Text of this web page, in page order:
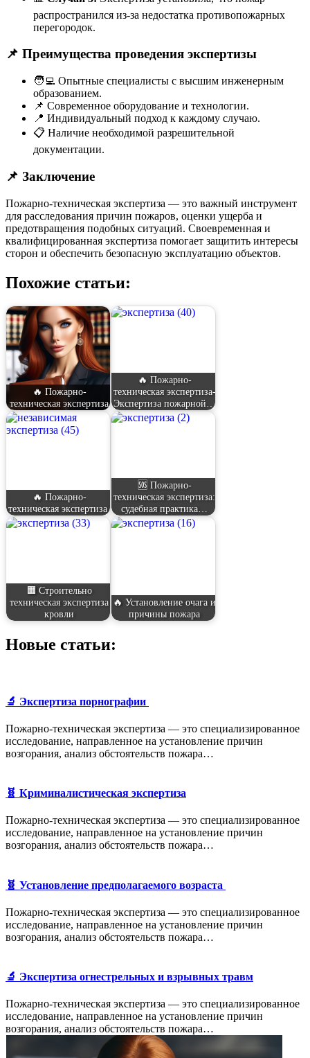
распространился из-за недостатка противопожарных
перегородок.
📌 Преимущества проведения экспертизы
🧑‍💻 Опытные специалисты с высшим инженерным
образованием.
📌 Современное оборудование и технологии.
📍 Индивидуальный подход к каждому случаю.
📋 Наличие необходимой разрешительной
документации.
📌 Заключение
Пожарно-техническая экспертиза — это важный инструмент
для расследования причин пожаров, оценки ущерба и
предотвращения подобных ситуаций. Своевременная и
квалифицированная экспертиза помогает защитить интересы
сторон и обеспечить безопасную эксплуатацию объектов.
Похожие статьи:
🔥 Пожарно-
техническая экспертиза
🔥 Пожарно-
техническая экспертиза-
Экспертиза пожарной…
🔥 Пожарно-
техническая экспертиза
🆘 Пожарно-
техническая экспертиза:
судебная практика…
🟧 Строительно
техническая экспертиза
кровли
🔥 Установление очага и
причины пожара
Новые статьи:
🔬 Экспертиза порнографии
Пожарно-техническая экспертиза — это специализированное
исследование, направленное на установление причин
возгорания, анализ обстоятельств пожара…
🧬 Криминалистическая экспертиза
Пожарно-техническая экспертиза — это специализированное
исследование, направленное на установление причин
возгорания, анализ обстоятельств пожара…
🧬 Установление предполагаемого возраста
Пожарно-техническая экспертиза — это специализированное
исследование, направленное на установление причин
возгорания, анализ обстоятельств пожара…
🔬 Экспертиза огнестрельных и взрывных травм
Пожарно-техническая экспертиза — это специализированное
исследование, направленное на установление причин
возгорания, анализ обстоятельств пожара…